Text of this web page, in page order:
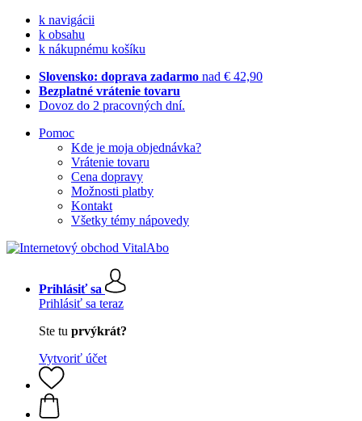
k navigácii
k obsahu
k nákupnému košíku
Slovensko: doprava zadarmo nad € 42,90
Bezplatné vrátenie tovaru
Dovoz do 2 pracovných dní.
Pomoc
Kde je moja objednávka?
Vrátenie tovaru
Cena dopravy
Možnosti platby
Kontakt
Všetky témy nápovedy
Prihlásiť sa
Prihlásiť sa teraz
Ste tu prvýkrát?
Vytvoriť účet